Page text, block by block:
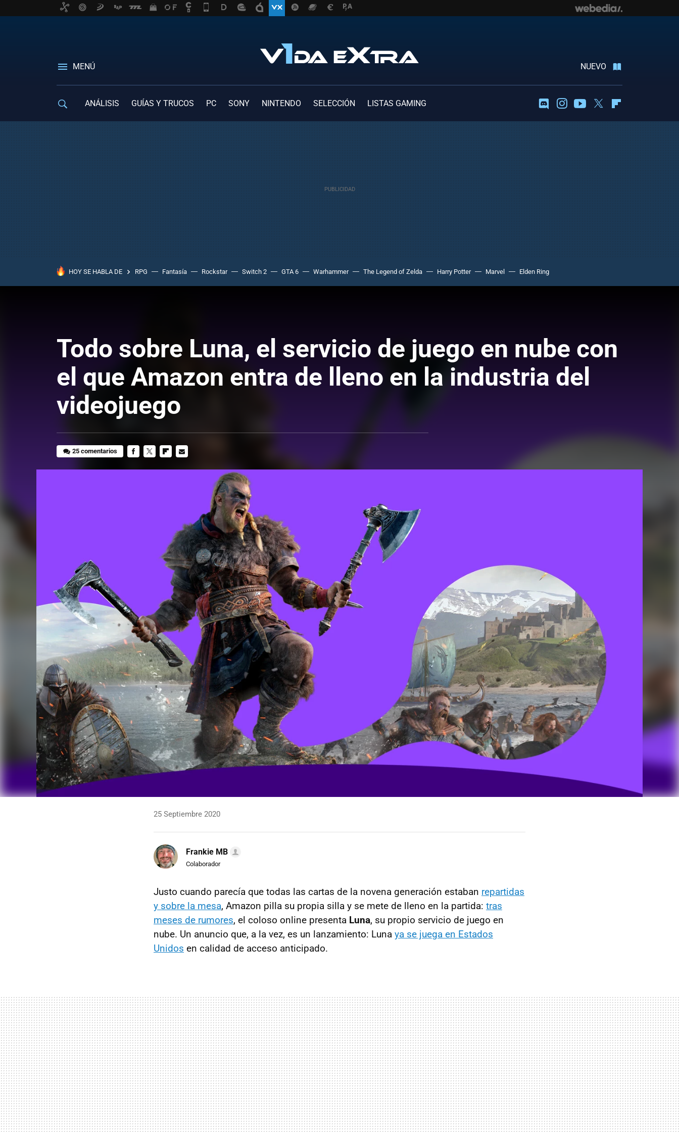
MENÚ NUEVO
ANÁLISIS GUÍAS Y TRUCOS PC SONY NINTENDO SELECCIÓN LISTAS GAMING DiscordInstagramYoutubeTwitter
HOY SE HABLA DE RPG Fantasía Rockstar Switch 2 GTA 6 Warhammer The Legend of Zelda Harry Potter Marvel Elden Ring
Todo sobre Luna, el servicio de juego en nube con
el que Amazon entra de lleno en la industria del
videojuego
25 comentarios
25 Septiembre 2020
Frankie MB
Colaborador
Justo cuando parecía que todas las cartas de la novena generación estaban repartidas
y sobre la mesa, Amazon pilla su propia silla y se mete de lleno en la partida: tras
meses de rumores, el coloso online presenta Luna, su propio servicio de juego en
nube. Un anuncio que, a la vez, es un lanzamiento: Luna ya se juega en Estados
Unidos en calidad de acceso anticipado.